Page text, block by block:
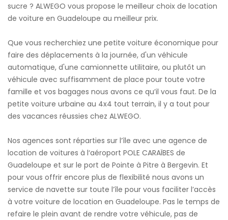
sucre ? ALWEGO vous propose le meilleur choix de location
de voiture en Guadeloupe au meilleur prix.
Que vous recherchiez une petite voiture économique pour
faire des déplacements à la journée, d'un véhicule
automatique, d'une camionnette utilitaire, ou plutôt un
véhicule avec suffisamment de place pour toute votre
famille et vos bagages nous avons ce qu’il vous faut. De la
petite voiture urbaine au 4x4 tout terrain, il y a tout pour
des vacances réussies chez ALWEGO.
Nos agences sont réparties sur l’île avec une agence de
location de voitures à l‘aéroport POLE CARAÏBES de
Guadeloupe et sur le port de Pointe à Pitre à Bergevin. Et
pour vous offrir encore plus de flexibilité nous avons un
service de navette sur toute l’île pour vous faciliter l’accès
à votre voiture de location en Guadeloupe. Pas le temps de
refaire le plein avant de rendre votre véhicule, pas de